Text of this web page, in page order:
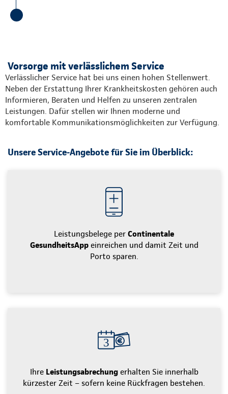
Vorsorge mit verlässlichem Service
Verlässlicher Service hat bei uns einen hohen Stellenwert.
Neben der Erstattung Ihrer Krankheitskosten gehören auch
Informieren, Beraten und Helfen zu unseren zentralen
Leistungen. Dafür stellen wir Ihnen moderne und
komfortable Kommunikationsmöglichkeiten zur Verfügung.
Unsere Service-Angebote für Sie im Überblick:
Leistungsbelege per Continentale
GesundheitsAppeinreichen und damit Zeit und
Porto sparen.
Ihre Leistungsabrechungerhalten Sie innerhalb
kürzester Zeit – sofern keine Rückfragen bestehen.